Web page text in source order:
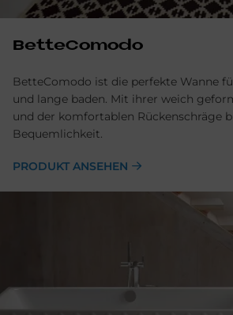
BetteComodo
BetteComodo ist die perfekte Wanne
und lange baden. Mit ihrer weich
und der komfortablen Rückenschräge
Bequemlichkeit.
PRODUKT ANSEHEN